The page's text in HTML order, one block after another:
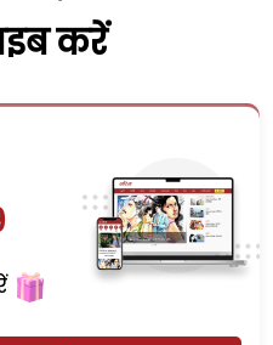
करें